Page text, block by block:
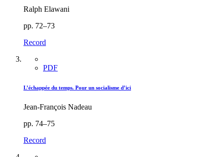
Ralph Elawani
pp. 72–73
Record
PDF
L’échappée du temps. Pour un socialisme d’ici
Jean-François Nadeau
pp. 74–75
Record